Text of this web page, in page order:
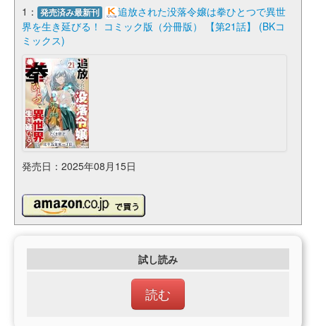
1： 発売済み最新刊
追放された没落令嬢は拳ひとつで異世
界を生き延びる！ コミック版（分冊版） 【第21話】 (BKコ
ミックス)
発売日：2025年08月15日
試し読み
読む